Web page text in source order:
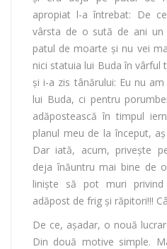
apropiat l-a întrebat: De
vârsta de o sută de ani un
patul de moarte și nu vei
nici statuia lui Buda în vârful
și i-a zis tânărului: Eu nu
lui Buda, ci pentru
adăpostească în timpul
planul meu de la început,
Dar iată, acum, privește
deja înăuntru mai bine de
liniște să pot muri
adăpost de frig și răpitori!!!
De ce, așadar, o nouă
Din două motive simple.